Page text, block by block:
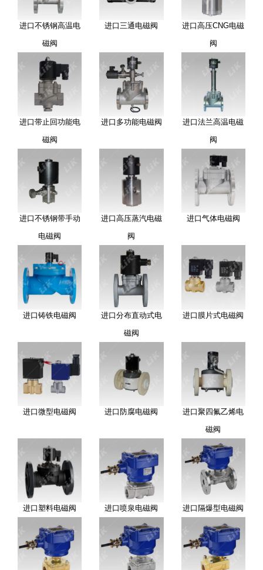
进口不锈钢高温电
磁阀
进口三通电磁阀
进口高压CNG电磁
阀
进口带止回功能电
磁阀
进口多功能电磁阀
进口法兰高温电磁
阀
进口不锈钢带手动
电磁阀
进口高压蒸汽电磁
阀
进口气体电磁阀
进口铸铁电磁阀
进口分布直动式电
磁阀
进口膜片式电磁阀
进口微型电磁阀 进口防腐电磁阀
进口聚四氟乙烯电
磁阀
进口塑料电磁阀 进口喷泉电磁阀 进口隔爆型电磁阀